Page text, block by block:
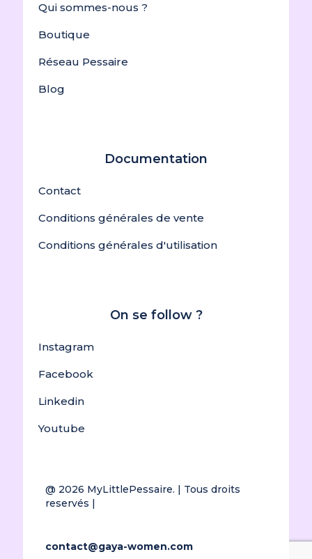
Qui sommes-nous ?
Boutique
Réseau Pessaire
Blog
Documentation
Contact
Conditions générales de vente
Conditions générales d'utilisation
On se follow ?
Instagram
Facebook
Linkedin
Youtube
@ 2026 MyLittlePessaire. | Tous droits
reservés |
contact@gaya-women.com